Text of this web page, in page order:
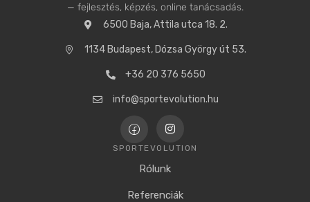
— fejlesztés, képzés, online tanácsadás.
6500 Baja, Attila utca 18. 2.
1134 Budapest, Dózsa György út 53.
+36 20 376 5650
info@sportevolution.hu
SPORTEVOLUTION
Rólunk
Referenciák